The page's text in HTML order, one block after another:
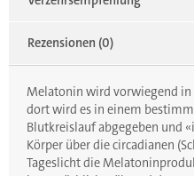
Rezensionen (0)
Melatonin wird vorwiegend in
dort wird es in einem
Blutkreislauf abgegeben und
Körper über die circadianen
Tageslicht die